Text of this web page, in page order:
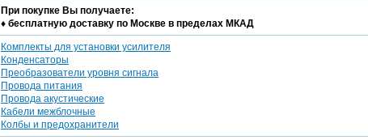
При покупке Вы получаете:
♦ бесплатную доставку по Москве в пределах МКАД
Комплекты для установки усилителя
Конденсаторы
Преобразователи уровня сигнала
Провода питания
Провода акустические
Кабели межблочные
Колбы и предохранители